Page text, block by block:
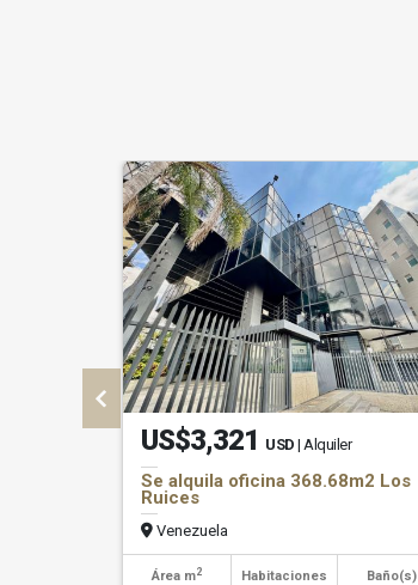
US$3,321 USD | Alquiler
Se alquila oficina 368.68m2 Los
Ruices
Venezuela
Área m2 Habitaciones Baño(s)